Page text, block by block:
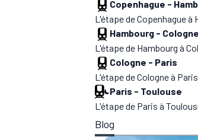
Copenhague -
L'étape de Copenhague à
Hambourg - Cologne
L'étape de Hambourg à
Cologne - Paris
L'étape de Cologne à
Paris - Toulouse
L'étape de Paris à
Blog